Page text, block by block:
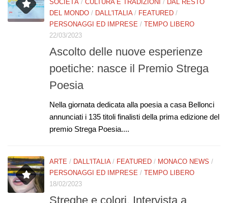
SOCIETÀ / CULTURA E TRADIZIONI / DAL RESTO
DEL MONDO / DALL'ITALIA / FEATURED /
PERSONAGGI ED IMPRESE / TEMPO LIBERO
22/03/2023
Ascolto delle nuove esperienze
poetiche: nasce il Premio Strega
Poesia
Nella giornata dedicata alla poesia a casa Bellonci
annunciati i 135 titoli finalisti della prima edizione del
premio Strega Poesia....
ARTE / DALL'ITALIA / FEATURED / MONACO NEWS /
PERSONAGGI ED IMPRESE / TEMPO LIBERO
18/02/2023
Streghe e colori. Intervista a